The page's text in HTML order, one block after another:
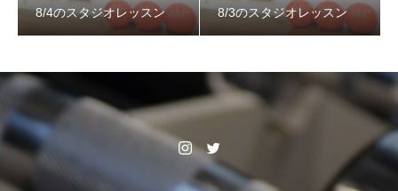
8/4のスタジオレッスン 8/3のスタジオレッスン